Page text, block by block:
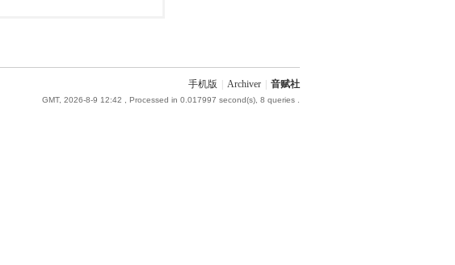
手机版 Archiver 音赋社
GMT, 2026-8-9 12:42 , Processed in 0.017997 second(s), 8 queries .